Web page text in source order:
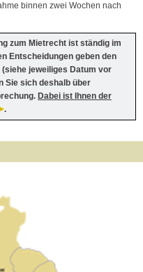
binnen zwei Wochen nach
zum Mietrecht ist ständig im
Entscheidungen geben den
jeweiliges Datum vor
Sie sich deshalb über
Dabei ist Ihnen der
.